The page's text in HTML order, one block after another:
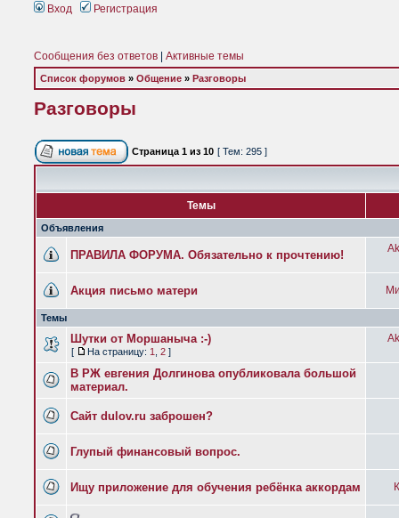
Вход Регистрация
Сообщения без ответов Активные темы
Список форумов » Общение » Разговоры
Разговоры
Страница 1 из 10 [ Тем: 295 ]
Темы
Объявления
ПРАВИЛА ФОРУМА. Обязательно к прочтению!
Акция письмо матери
Темы
Шутки от Моршаныча :-)
[ На страницу: 1 2 ]
В РЖ евгения Долгинова опубликовала большой
материал.
Сайт dulov.ru заброшен?
Глупый финансовый вопрос.
Ищу приложение для обучения ребёнка аккордам